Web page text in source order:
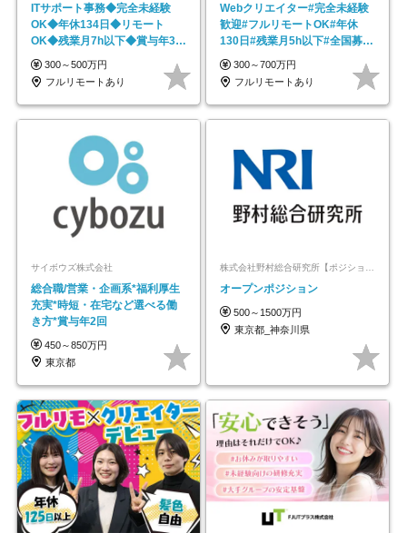
ITサポート事務◆完全未経験
OK◆年休134日◆リモート
OK◆残業月7h以下◆賞与年3回
◆5年目まで必ず昇給
300～500万円
フルリモートあり
Webクリエイター#完全未経験
歓迎#フルリモートOK#年休
130日#残業月5h以下#全国募集
#最大1年の研修
300～700万円
フルリモートあり
サイボウズ株式会社
総合職/営業・企画系*福利厚生
充実*時短・在宅など選べる働
き方*賞与年2回
450～850万円
東京都
オープンポジション
500～1500万円
東京都_神奈川県